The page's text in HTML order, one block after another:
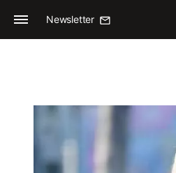
Newsletter